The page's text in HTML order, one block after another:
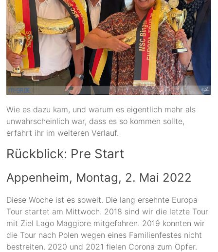
Wie es dazu kam, und warum es eigentlich mehr als
unwahrscheinlich war, dass es so kommen sollte,
erfahrt ihr im weiteren Verlauf.
Rückblick: Pre Start
Appenheim, Montag, 2. Mai 2022
Diese Woche ist es soweit. Die lang ersehnte Europa
Tour startet am Mittwoch. 2018 sind wir die letzte Tour
mit Ziel Lago Maggiore mitgefahren. 2019 konnten wir
die Tour nach Polen wegen eines Familienfestes nicht
bestreiten. 2020 und 2021 fielen Corona zum Opfer.